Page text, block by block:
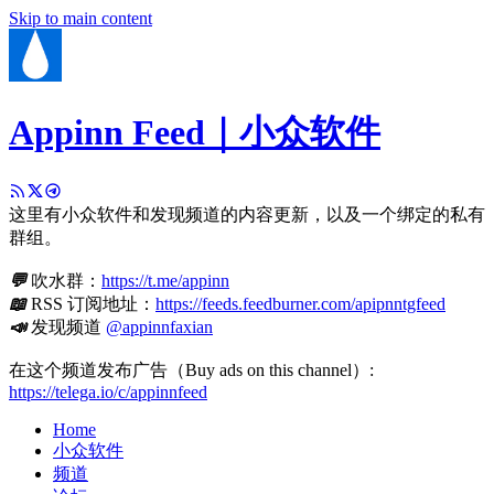
Skip to main content
Appinn Feed｜小众软件
这里有小众软件和发现频道的内容更新，以及一个绑定的私有
群组。
💬吹水群： https://t.me/appinn
📖RSS 订阅地址： https://feeds.feedburner.com/apipnntgfeed
📣发现频道 @appinnfaxian
在这个频道发布广告（Buy ads on this channel）:
https://telega.io/c/appinnfeed
Home
小众软件
频道